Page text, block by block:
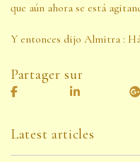
que aún ahora se está
Y entonces dijo Almitra :
Partager sur
Latest articles